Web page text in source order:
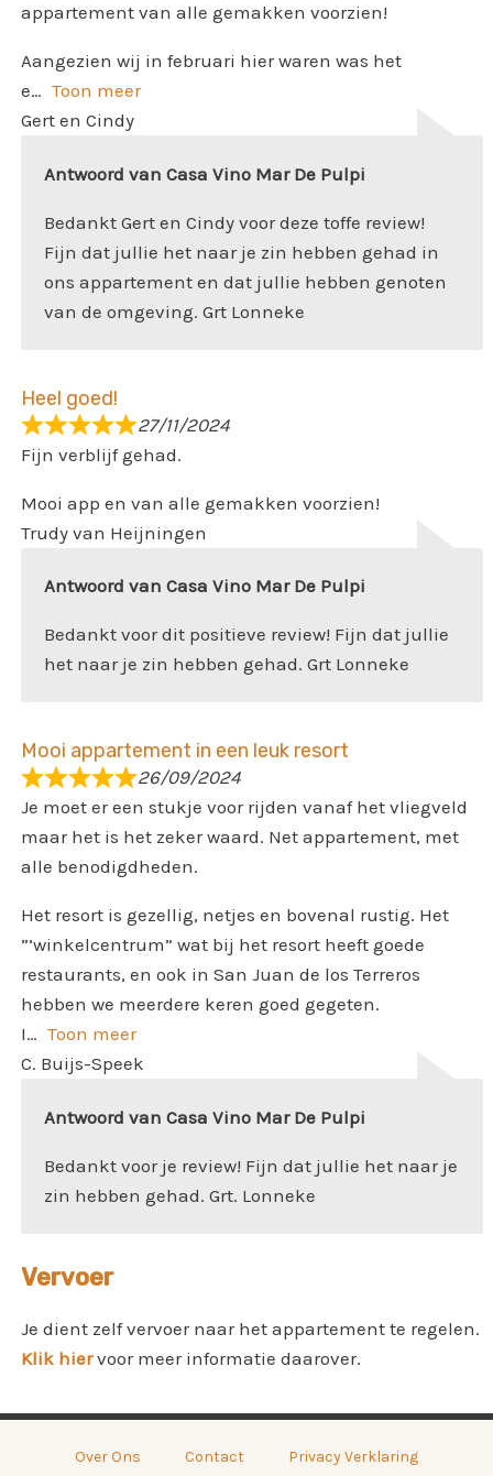
appartement van alle gemakken voorzien!
Aangezien wij in februari hier waren was het
e
Toon meer
Gert en Cindy
Antwoord van Casa Vino Mar De Pulpi
Bedankt Gert en Cindy voor deze toffe review!
Fijn dat jullie het naar je zin hebben gehad in
ons appartement en dat jullie hebben genoten
van de omgeving. Grt Lonneke
Heel goed!
27/11/2024
Fijn verblijf gehad.
Mooi app en van alle gemakken voorzien!
Trudy van Heijningen
Antwoord van Casa Vino Mar De Pulpi
Bedankt voor dit positieve review! Fijn dat jullie
het naar je zin hebben gehad. Grt Lonneke
Mooi appartement in een leuk resort
26/09/2024
Je moet er een stukje voor rijden vanaf het vliegveld
maar het is het zeker waard. Net appartement, met
alle benodigdheden.
Het resort is gezellig, netjes en bovenal rustig. Het
”’winkelcentrum” wat bij het resort heeft goede
restaurants, en ook in San Juan de los Terreros
hebben we meerdere keren goed gegeten.
I
Toon meer
C. Buijs-Speek
Antwoord van Casa Vino Mar De Pulpi
Bedankt voor je review! Fijn dat jullie het naar je
zin hebben gehad. Grt. Lonneke
Vervoer
Je dient zelf vervoer naar het appartement te regelen.
Klik hiervoor meer informatie daarover.
Over Ons Contact Privacy Verklaring